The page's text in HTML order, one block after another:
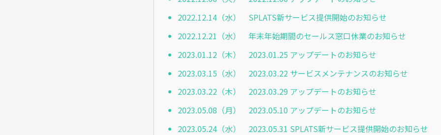
2022.12.14（水） SPLATS新サービス提供開始のお知らせ
2022.12.21（水） 年末年始期間のセールス窓口休業のお知らせ
2023.01.12（木） 2023.01.25 アップデートのお知らせ
2023.03.15（水） 2023.03.22 サービスメンテナンスのお知らせ
2023.03.22（木） 2023.03.29 アップデートのお知らせ
2023.05.08（月） 2023.05.10 アップデートのお知らせ
2023.05.24（水） 2023.05.31 SPLATS新サービス提供開始のお知らせ